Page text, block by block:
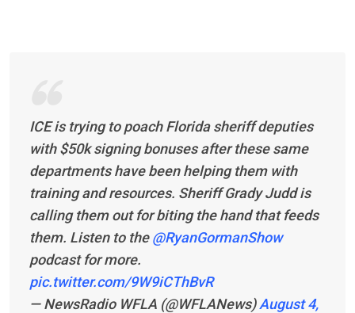
ICE is trying to poach Florida sheriff deputies
with $50k signing bonuses after these same
departments have been helping them with
training and resources. Sheriff Grady Judd is
calling them out for biting the hand that feeds
them. Listen to the@RyanGormanShow
podcast for more.
pic.twitter.com/9W9iCThBvR
— NewsRadio WFLA (@WFLANews)August 4,